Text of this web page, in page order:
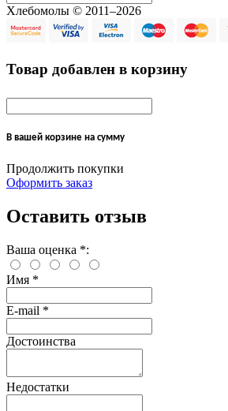
Хлебомолы © 2011–2026
Товар добавлен в корзину
В вашей корзине на сумму
Продолжить покупки
Оформить заказ
Оставить отзыв
Ваша оценка *:
Имя *
E-mail *
Достоинства
Недостатки